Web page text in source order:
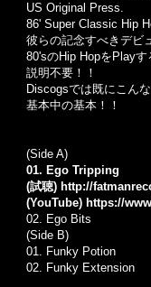
US Original Press.
86' Super Classic Hip
彼らの記念すべきデビ
80'sのHip Hopを Playす
説明不要！！
Discogsでは既にこん
基本中の基本！！
(Side A)
01. Ego Tripping
(試聴) http://
(YouTube) https://
02. Ego Bits
(Side B)
01. Funky Potion
02. Funky Extension